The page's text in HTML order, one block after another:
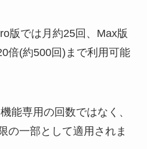
版では月約25回、Max版
倍(約500回)まで利用可能
能専用の回数ではなく、
の一部として適用されま